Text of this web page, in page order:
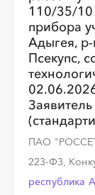
110/35/10
прибора
Адыгея, р-
Псекупс,
ПАО
223-ФЗ,
республика
░░░ ░░
░
░
░
░
░
░
░
░
░
░
░
░